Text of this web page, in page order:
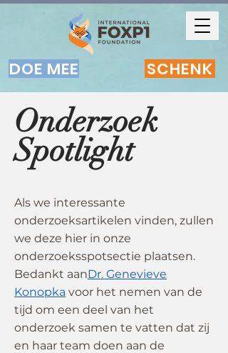
DOE MEE SCHENK
Onderzoek
Spotlight
Als we interessante
onderzoeksartikelen vinden, zullen
we deze hier in onze
onderzoeksspotsectie plaatsen.
Bedankt aanDr. Genevieve
Konopka voor het nemen van de
tijd om een deel van het
onderzoek samen te vatten dat zij
en haar team doen aan de